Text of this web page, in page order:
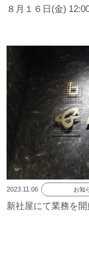
８月１６日(金)
2023.11.06 お知
新社屋にて業務を